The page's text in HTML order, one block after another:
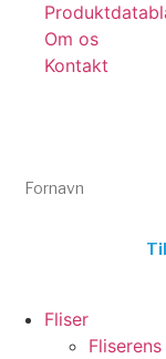
Om os
Kontakt
Fliser
Fliserens